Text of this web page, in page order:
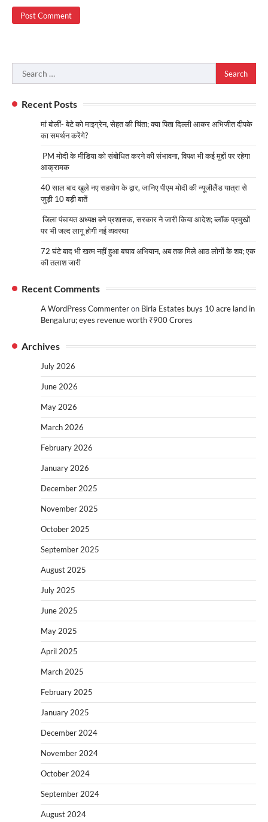
Search
for:
Recent Posts
मां बोलीं- बेटे को माइग्रेन, सेहत की चिंता; क्या पिता दिल्ली आकर अभिजीत दीपके
का समर्थन करेंगे?
PM मोदी के मीडिया को संबोधित करने की संभावना, विपक्ष भी कई मुद्दों पर रहेगा
आक्रामक
40 साल बाद खुले नए सहयोग के द्वार, जानिए पीएम मोदी की न्यूजीलैंड यात्रा से
जुड़ी 10 बड़ी बातें
जिला पंचायत अध्यक्ष बने प्रशासक, सरकार ने जारी किया आदेश; ब्लॉक प्रमुखों
पर भी जल्द लागू होगी नई व्यवस्था
72 घंटे बाद भी खत्म नहीं हुआ बचाव अभियान, अब तक मिले आठ लोगों के शव; एक
की तलाश जारी
Recent Comments
A WordPress Commenteron Birla Estates buys 10 acre land in
Bengaluru; eyes revenue worth ₹900 Crores
Archives
July 2026
June 2026
May 2026
March 2026
February 2026
January 2026
December 2025
November 2025
October 2025
September 2025
August 2025
July 2025
June 2025
May 2025
April 2025
March 2025
February 2025
January 2025
December 2024
November 2024
October 2024
September 2024
August 2024